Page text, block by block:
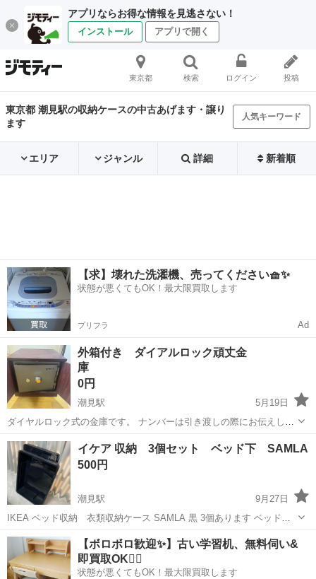
アプリならお得な情報を見逃さない！
インストール アプリで開く
東京都 検索 ログイン 投稿
東京都 潮見駅の収納ケースの中古あげます・譲り
ます
人気キーワード
エリア ジャンル 詳細 新着順
【求】壊れた洗濯機、売ってください🧺✨
状態が悪くてもOK！最大限買取します
プリフラ Ad
外箱付き ダイアルロック頑丈金
庫
0円
潮見駅
5月19日
ダイヤルロック式の金庫です。 ナンバーは引き渡しの際にお伝えしま
す。 かなり重いので1人で運ぶのは難しいかと思います。 自宅付近に
取りに来てくださる方にお譲りします。
東京 江東区 潮見駅 収納家具 ダイアル
イケア 収納 3個セット ベッド下 SAMLA
500円
潮見駅
9月27日
IKEA ベッド収納 衣類収納ケース SAMLA 黒 3個あります ベッド下
の収納に使用していましたが、収納力があり、 普段使わないものを保
管するのにとても便利でした。 どなたか使っていただけると嬉しいで
す。 変色ありま...
東京 江東区 潮見駅 収納家具 SAMLA
【ボロボロ歓迎✨】古い学習机、無料伺い&
即買取OK🙆‍♀️
状態が悪くてもOK！最大限買取します